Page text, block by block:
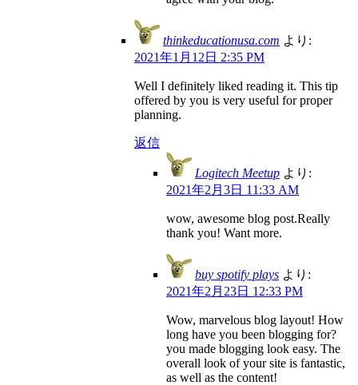
thinkeducationusa.com より:
2021年1月12日 2:35 PM
Well I definitely liked reading it. This tip
offered by you is very useful for proper
planning.
返信
Logitech Meetup より:
2021年2月3日 11:33 AM
wow, awesome blog post.Really
thank you! Want more.
buy spotify plays より:
2021年2月23日 12:33 PM
Wow, marvelous blog layout! How
long have you been blogging for?
you made blogging look easy. The
overall look of your site is fantastic,
as well as the content!